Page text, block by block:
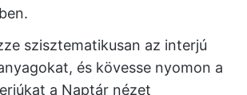
szisztematikusan az interjú
és kövesse nyomon a
a Naptár nézet